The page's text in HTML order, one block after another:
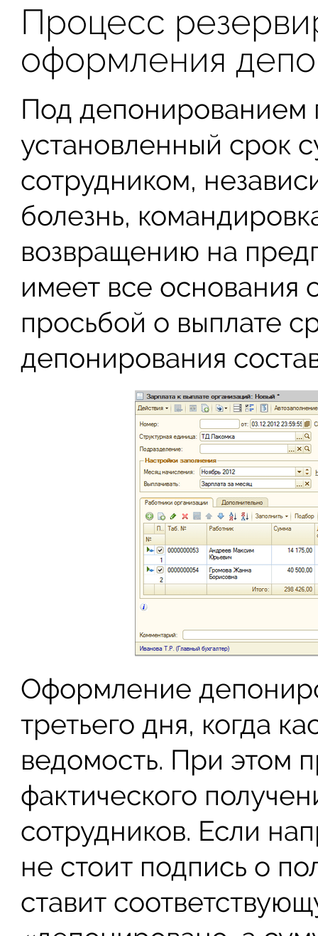
Процесс
оформления
Под депонированием
установленный срок
сотрудником,
болезнь,
возвращению на
имеет все основания
просьбой о выплате
депонирования
Оформление
третьего дня, когда
ведомость. При этом
фактического
сотрудников. Если
не стоит подпись о
ставит